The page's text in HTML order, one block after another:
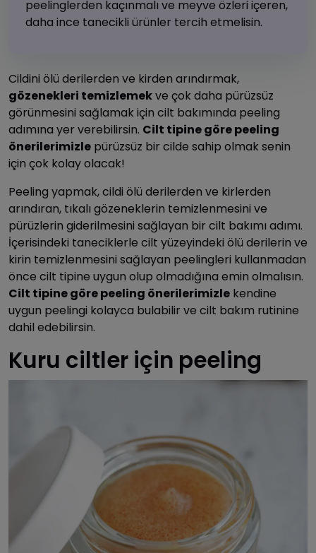
peelinglerden kaçınmalı ve meyve özleri içeren,
daha ince tanecikli ürünler tercih etmelisin.
Cildini ölü derilerden ve kirden arındırmak,
gözenekleri temizlemekve çok daha pürüzsüz
görünmesini sağlamak için cilt bakımında peeling
adımına yer verebilirsin. Cilt tipine göre peeling
önerilerimizle pürüzsüz bir cilde sahip olmak senin
için çok kolay olacak!
Peeling yapmak, cildi ölü derilerden ve kirlerden
arındıran, tıkalı gözeneklerin temizlenmesini ve
pürüzlerin giderilmesini sağlayan bir cilt bakımı adımı.
İçerisindeki taneciklerle cilt yüzeyindeki ölü derilerin ve
kirin temizlenmesini sağlayan peelingleri kullanmadan
önce cilt tipine uygun olup olmadığına emin olmalısın.
Cilt tipine göre peeling önerilerimizle kendine
uygun peelingi kolayca bulabilir ve cilt bakım rutinine
dahil edebilirsin.
Kuru ciltler için peeling